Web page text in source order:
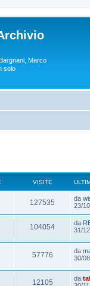
Marco
solo
VISITE
127535 da
23/
104054 da
31/
57776 da
30/
12105 da